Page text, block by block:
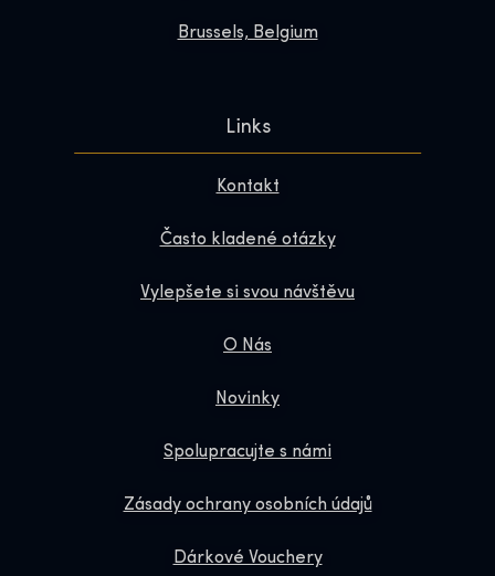
Brussels, Belgium
Links
Kontakt
Často kladené otázky
Vylepšete si svou návštěvu
O Nás
Novinky
Spolupracujte s námi
Zásady ochrany osobních údajů
Dárkové Vouchery